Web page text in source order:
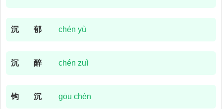
沉 郁 chén yù
沉 醉 chén zuì
钩 沉 gōu chén